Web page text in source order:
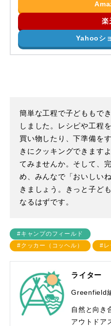
楽
Yahooシ
簡単な工程で子どももで
しました。レシピや工程
買い物したり、下準備を
きにクッキングできます
てみませんか。そして、
め、みんなで「おいしい
きましょう。きっと子ど
なるはずです。
#キャンプのフィールド
#クッカー（コッヘル）
#レ
ライター
Greenfield
自然と向き
アウトドア